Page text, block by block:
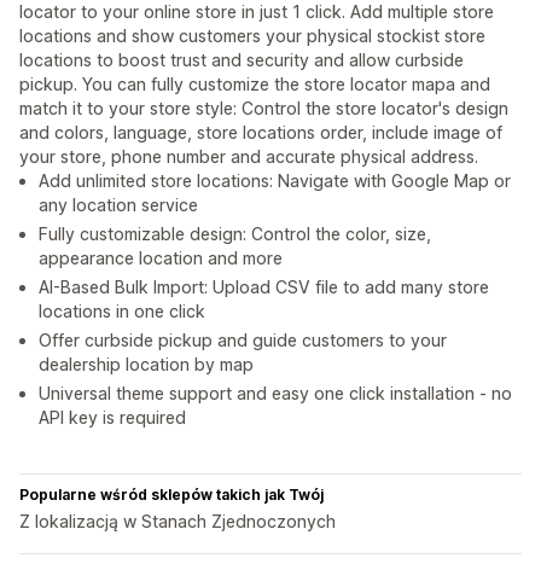
locator to your online store in just 1 click. Add multiple store
locations and show customers your physical stockist store
locations to boost trust and security and allow curbside
pickup. You can fully customize the store locator mapa and
match it to your store style: Control the store locator's design
and colors, language, store locations order, include image of
your store, phone number and accurate physical address.
Add unlimited store locations: Navigate with Google Map or
any location service
Fully customizable design: Control the color, size,
appearance location and more
AI-Based Bulk Import: Upload CSV file to add many store
locations in one click
Offer curbside pickup and guide customers to your
dealership location by map
Universal theme support and easy one click installation - no
API key is required
Popularne wśród sklepów takich jak Twój
Z lokalizacją w Stanach Zjednoczonych